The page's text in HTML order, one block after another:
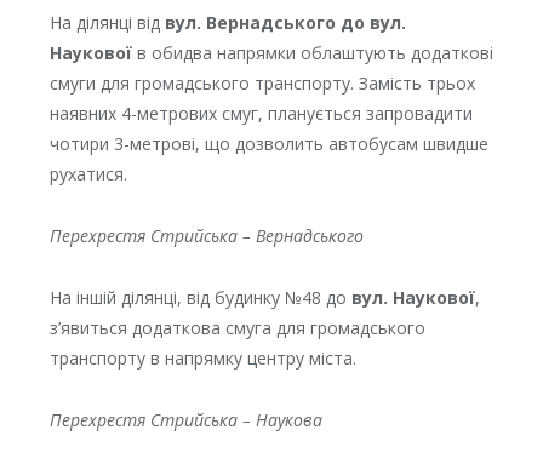
На ділянці від вул. Вернадського до вул.
Наукової в обидва напрямки облаштують додаткові
смуги для громадського транспорту. Замість трьох
наявних 4-метрових смуг, планується запровадити
чотири 3-метрові, що дозволить автобусам швидше
рухатися.
Перехрестя Стрийська – Вернадського
На іншій ділянці, від будинку №48 до вул. Наукової,
з’явиться додаткова смуга для громадського
транспорту в напрямку центру міста.
Перехрестя Стрийська – Наукова